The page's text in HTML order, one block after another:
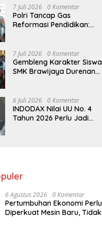
Kerugian Negara
Diindikasikan Capai Rp5
Triliun
7 Juli 2026 0 Komentar
Polri Tancap Gas
Reformasi Pendidikan:
Berlaku 2027
7 Juli 2026 0 Komentar
Gembleng Karakter Siswa
SMK Brawijaya Durenan
6 Juli 2026 0 Komentar
INDODAX Nilai UU No. 4
Tahun 2026 Perlu Jadi
6 Agustus 2026 0 Komentar
Pertumbuhan Ekonomi Perlu
Diperkuat Mesin Baru, Tidak